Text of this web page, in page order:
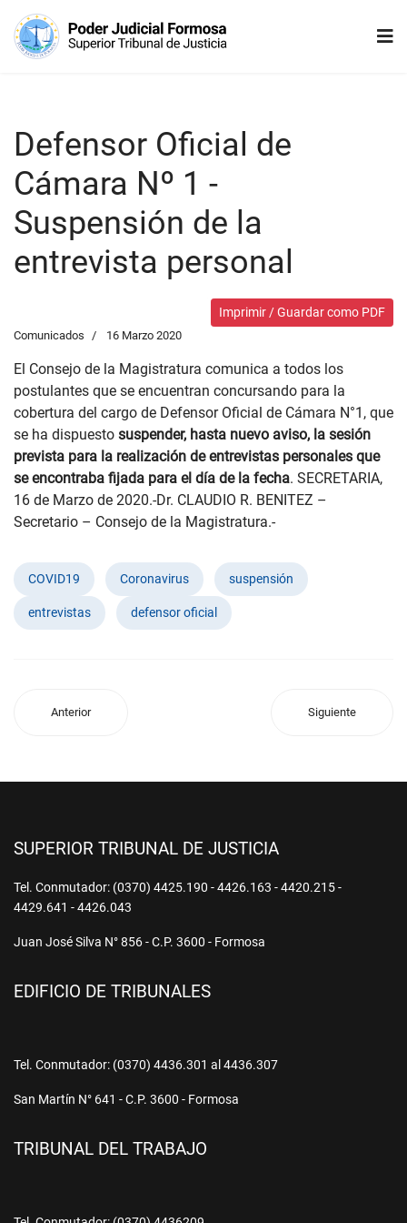
Defensor Oficial de
Cámara Nº 1 -
Suspensión de la
entrevista personal
Imprimir / Guardar como PDF
Comunicados 16 Marzo 2020
El Consejo de la Magistratura comunica a todos los
postulantes que se encuentran concursando para la
cobertura del cargo de Defensor Oficial de Cámara N°1, que
se ha dispuesto suspender, hasta nuevo aviso, la sesión
prevista para la realización de entrevistas personales que
se encontraba fijada para el día de la fecha. SECRETARIA,
16 de Marzo de 2020.-Dr. CLAUDIO R. BENITEZ –
Secretario – Consejo de la Magistratura.-
COVID19 Coronavirus suspensión
entrevistas defensor oficial
Anterior Siguiente
SUPERIOR TRIBUNAL DE JUSTICIA
Tel. Conmutador: (0370) 4425.190 - 4426.163 - 4420.215 -
4429.641 - 4426.043
Juan José Silva N° 856 - C.P. 3600 - Formosa
EDIFICIO DE TRIBUNALES
Tel. Conmutador: (0370) 4436.301 al 4436.307
San Martín N° 641 - C.P. 3600 - Formosa
TRIBUNAL DEL TRABAJO